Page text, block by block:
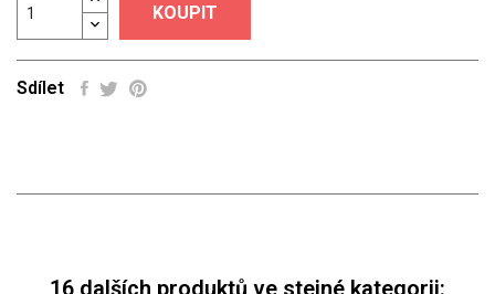
KOUPIT
Sdílet